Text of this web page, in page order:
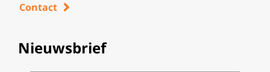
Contact
Nieuwsbrief